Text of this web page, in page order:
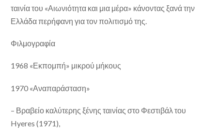
ταινία του «Αιωνιότητα και μια μέρα» κάνοντας ξανά την
Ελλάδα περήφανη για τον πολιτισμό της.
Φιλμογραφία
1968 «Εκπομπή» μικρού μήκους
1970 «Αναπαράσταση»
– Βραβείο καλύτερης ξένης ταινίας στο Φεστιβάλ του
Hyeres (1971),